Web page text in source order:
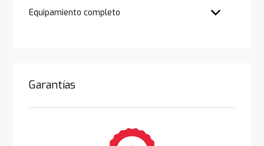
Equipamiento completo
Garantías